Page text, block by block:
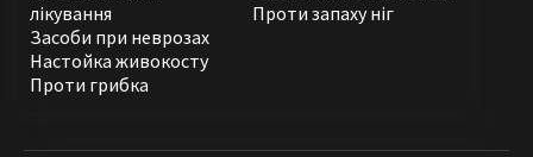
лікування
Засоби при неврозах
Настойка живокосту
Проти грибка
Проти запаху ніг